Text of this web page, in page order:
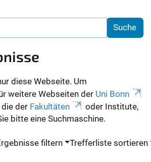
diese Webseite. Um
weitere Webseiten der Uni Bonn
die der Fakultäten
oder Institute,
bitte eine Suchmaschine.
filtern Trefferliste sortieren